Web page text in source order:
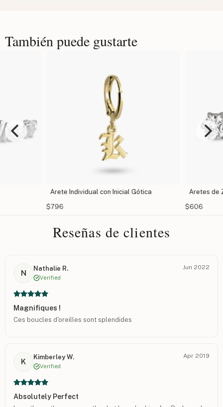
También puede gustarte
Aretes de
$606
Arete Individual con Inicial Gótica
$796
Reseñas de clientes
N
Nathalie R.
Verified
Jun 2022
Magnifiques !
Ces boucles d'oreilles sont splendides
K
Kimberley W.
Verified
Apr 2019
Absolutely Perfect